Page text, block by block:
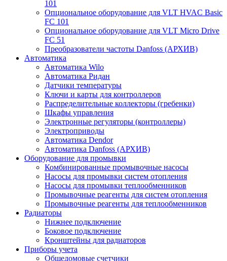
101
Опциональное оборудование для VLT HVAC Basic
FC 101
Опциональное оборудование для VLT Micro Drive
FC 51
Преобразователи частоты Danfoss (АРХИВ)
Автоматика
Автоматика Wilo
Автоматика Ридан
Датчики температуры
Ключи и карты для контроллеров
Распределительные коллекторы (гребенки)
Шкафы управления
Электронные регуляторы (контроллеры)
Электроприводы
Автоматика Dendor
Автоматика Danfoss (АРХИВ)
Оборудование для промывки
Комбинированные промывочные насосы
Насосы для промывки систем отопления
Насосы для промывки теплообменников
Промывочные реагенты для систем отопления
Промывочные реагенты для теплообменников
Радиаторы
Нижнее подключение
Боковое подключение
Кронштейны для радиаторов
Приборы учета
Общедомовые счетчики